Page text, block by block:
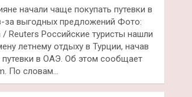
начали чаще покупать путевки в
за выгодных предложений Фото:
/ Reuters Российские туристы нашли
летнему отдыху в Турции, начав
путевки в ОАЭ. Об этом сообщает
По словам…